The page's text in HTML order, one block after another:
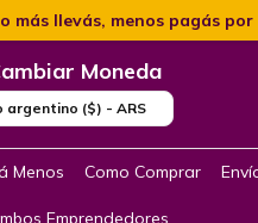
más llevás, menos pagás
Moneda
argentino ($) - ARS
Menos Como Comprar
Emprendedores